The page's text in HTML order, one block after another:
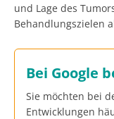
und Lage des
Behandlungszielen
Bei Google
Sie möchten bei
Entwicklungen